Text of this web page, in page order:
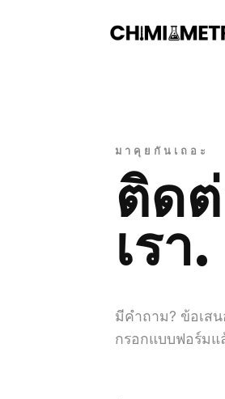
มาคุยกันเถอะ
ติด
เรา.
มีคำถาม? ข้อเส
กรอกแบบฟอร์ม